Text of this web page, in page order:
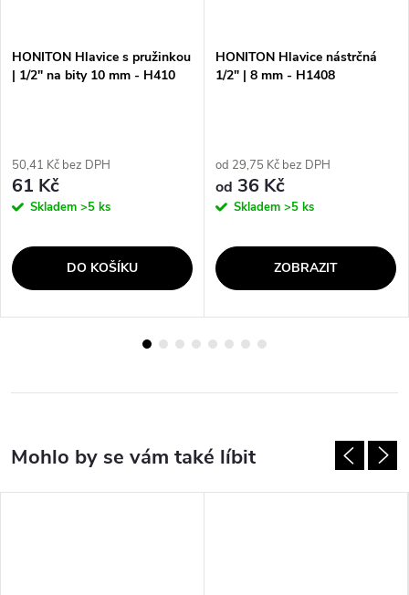
HONITON Hlavice s pružinkou
| 1/2" na bity 10 mm - H410
50,41 Kč bez DPH
61 Kč
Skladem >5 ks
DO KOŠÍKU
HONITON Hlavice nástrčná
1/2" | 8 mm - H1408
od 29,75 Kč bez DPH
od 36 Kč
Skladem >5 ks
ZOBRAZIT